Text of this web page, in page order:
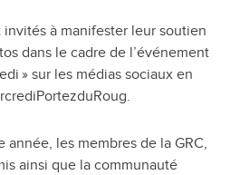
invités à manifester leur soutien
dans le cadre de l’événement
» sur les médias sociaux en
année, les membres de la GRC,
ainsi que la communauté